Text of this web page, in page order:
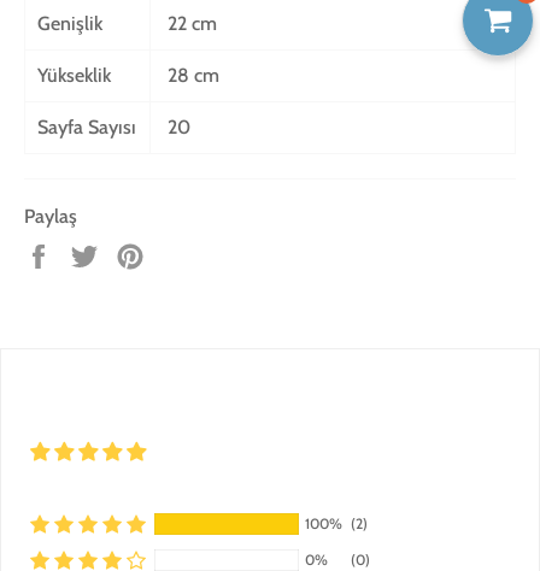
Genişlik 22 cm
Yükseklik 28 cm
Sayfa Sayısı 20
Paylaş
Facebook'taTwitter'da
100% (2)
0%
(0)